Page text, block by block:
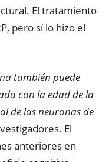
El tratamiento
pero sí lo hizo el
también puede
con la edad de la
de las neuronas de
El
anteriores en